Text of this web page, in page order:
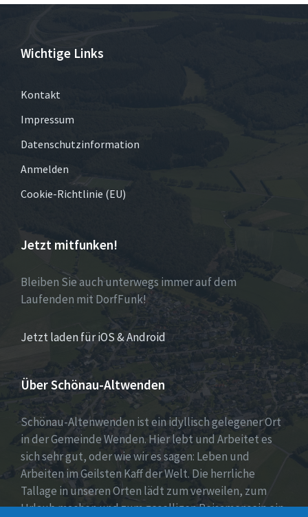
Wichtige Links
Kontakt
Impressum
Datenschutzinformation
Anmelden
Cookie-Richtlinie (EU)
Jetzt mitfunken!
Bleiben Sie auch unterwegs immer auf dem
Laufenden mit DorfFunk!
Jetzt laden für iOS & Android
Über Schönau-Altwenden
Schönau-Altenwenden ist ein idyllisch gelegener Ort
in der Gemeinde Wenden. Hier lebt und Arbeitet es
sich sehr gut, oder wie wir es sagen: Leben und
Arbeiten im Geilsten Kaff der Welt. Die herrliche
Tallage in unseren Orten lädt zum verweilen, zum
Urlaub machen und zum geselligen Beisamensein ein.